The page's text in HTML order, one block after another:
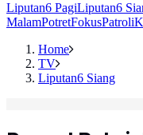
Liputan6 PagiLiputan6
MalamPotretFokusPatroli
Home
TV
Liputan6 Siang